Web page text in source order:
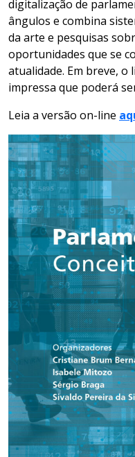
digitalização de
ângulos e combina
da arte e pesquisas
oportunidades que se
atualidade. Em breve,
impressa que poderá
Leia a versão on-line